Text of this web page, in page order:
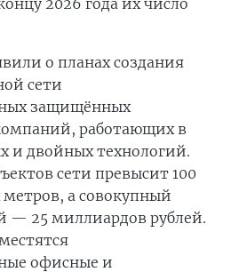
2026 года их число
о планах создания
сети
защищённых
работающих в
и двойных технологий.
сети превысит 100
а совокупный
— 25 миллиардов рублей.
офисные и